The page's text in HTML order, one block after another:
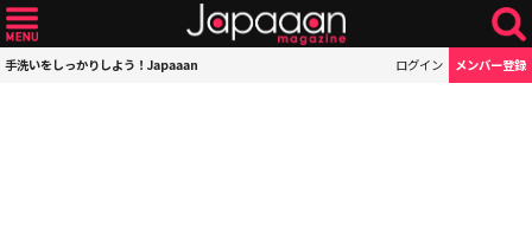
手洗いをしっかりしよう！Japaaan ログイン メンバー登録